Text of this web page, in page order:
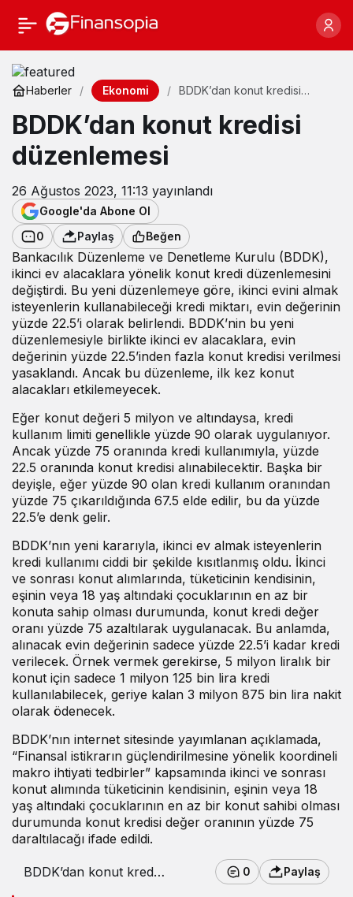
Haberler Ekonomi
BDDK’dan konut kredisi
BDDK’dan konut kredisi
düzenlemesi
26 Ağustos 2023, 11:13 yayınlandı
Google'da Abone Ol
0
Paylaş Beğen
Bankacılık Düzenleme ve Denetleme Kurulu (BDDK),
ikinci ev alacaklara yönelik konut kredi düzenlemesini
değiştirdi. Bu yeni düzenlemeye göre, ikinci evini almak
isteyenlerin kullanabileceği kredi miktarı, evin değerinin
yüzde 22.5’i olarak belirlendi. BDDK’nin bu yeni
düzenlemesiyle birlikte ikinci ev alacaklara, evin
değerinin yüzde 22.5’inden fazla konut kredisi verilmesi
yasaklandı. Ancak bu düzenleme, ilk kez konut
alacakları etkilemeyecek.
Eğer konut değeri 5 milyon ve altındaysa, kredi
kullanım limiti genellikle yüzde 90 olarak uygulanıyor.
Ancak yüzde 75 oranında kredi kullanımıyla, yüzde
22.5 oranında konut kredisi alınabilecektir. Başka bir
deyişle, eğer yüzde 90 olan kredi kullanım oranından
yüzde 75 çıkarıldığında 67.5 elde edilir, bu da yüzde
22.5’e denk gelir.
BDDK’nın yeni kararıyla, ikinci ev almak isteyenlerin
kredi kullanımı ciddi bir şekilde kısıtlanmış oldu. İkinci
ve sonrası konut alımlarında, tüketicinin kendisinin,
eşinin veya 18 yaş altındaki çocuklarının en az bir
konuta sahip olması durumunda, konut kredi değer
oranı yüzde 75 azaltılarak uygulanacak. Bu anlamda,
alınacak evin değerinin sadece yüzde 22.5’i kadar kredi
verilecek. Örnek vermek gerekirse, 5 milyon liralık bir
konut için sadece 1 milyon 125 bin lira kredi
kullanılabilecek, geriye kalan 3 milyon 875 bin lira nakit
olarak ödenecek.
BDDK’nın internet sitesinde yayımlanan açıklamada,
“Finansal istikrarın güçlendirilmesine yönelik koordineli
makro ihtiyati tedbirler” kapsamında ikinci ve sonrası
konut alımında tüketicinin kendisinin, eşinin veya 18
yaş altındaki çocuklarının en az bir konut sahibi olması
durumunda konut kredisi değer oranının yüzde 75
daraltılacağı ifade edildi.
BDDK’dan konut kredisi
0 Paylaş